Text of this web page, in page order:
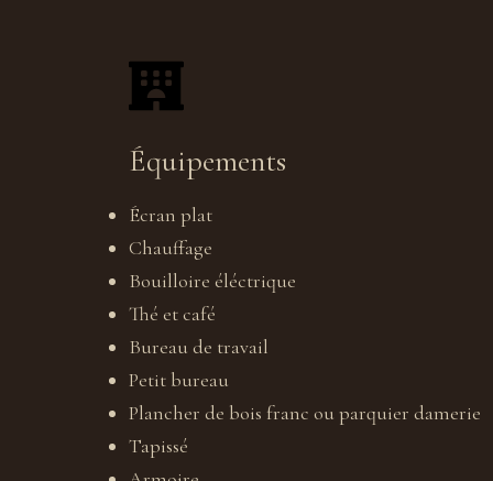
Équipements
Écran plat
Chauffage
Bouilloire éléctrique
Thé et café
Bureau de travail
Petit bureau
Plancher de bois franc ou parquier damerie
Tapissé